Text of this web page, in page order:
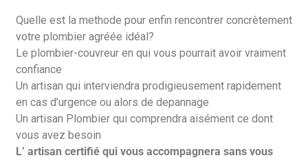
Quelle est la methode pour enfin rencontrer concrètement
votre plombier agréée idéal?
Le plombier-couvreur en qui vous pourrait avoir vraiment
confiance
Un artisan qui interviendra prodigieusement rapidement
en cas d’urgence ou alors de depannage
Un artisan Plombier qui comprendra aisément ce dont
vous avez besoin
L’ artisan certifié qui vous accompagnera sans vous